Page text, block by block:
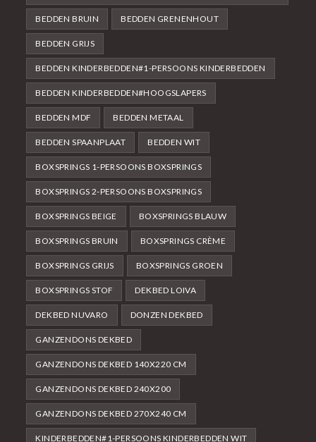
BEDDEN BRUIN BEDDEN GRENENHOUT
BEDDEN GRIJS
BEDDEN KINDERBEDDEN#1-PERSOONS KINDERBEDDEN
BEDDEN KINDERBEDDEN#HOOGSLAPERS
BEDDEN MDF BEDDEN METAAL
BEDDEN SPAANPLAAT BEDDEN WIT
BOXSPRINGS 1-PERSOONS BOXSPRINGS
BOXSPRINGS 2-PERSOONS BOXSPRINGS
BOXSPRINGS BEIGE BOXSPRINGS BLAUW
BOXSPRINGS BRUIN BOXSPRINGS CRÈME
BOXSPRINGS GRIJS BOXSPRINGS GROEN
BOXSPRINGS STOF DEKBED LOIVA
DEKBED NUVARO DONZEN DEKBED
GANZENDONS DEKBED
GANZENDONS DEKBED 140X220 CM
GANZENDONS DEKBED 240X200
GANZENDONS DEKBED 270X240 CM
KINDERBEDDEN#1-PERSOONS KINDERBEDDEN WIT